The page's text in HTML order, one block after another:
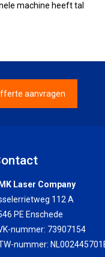
machine heeft tal
aanvragen
Laser Company
112 A
PE Enschede
nummer: 73907154
nummer: